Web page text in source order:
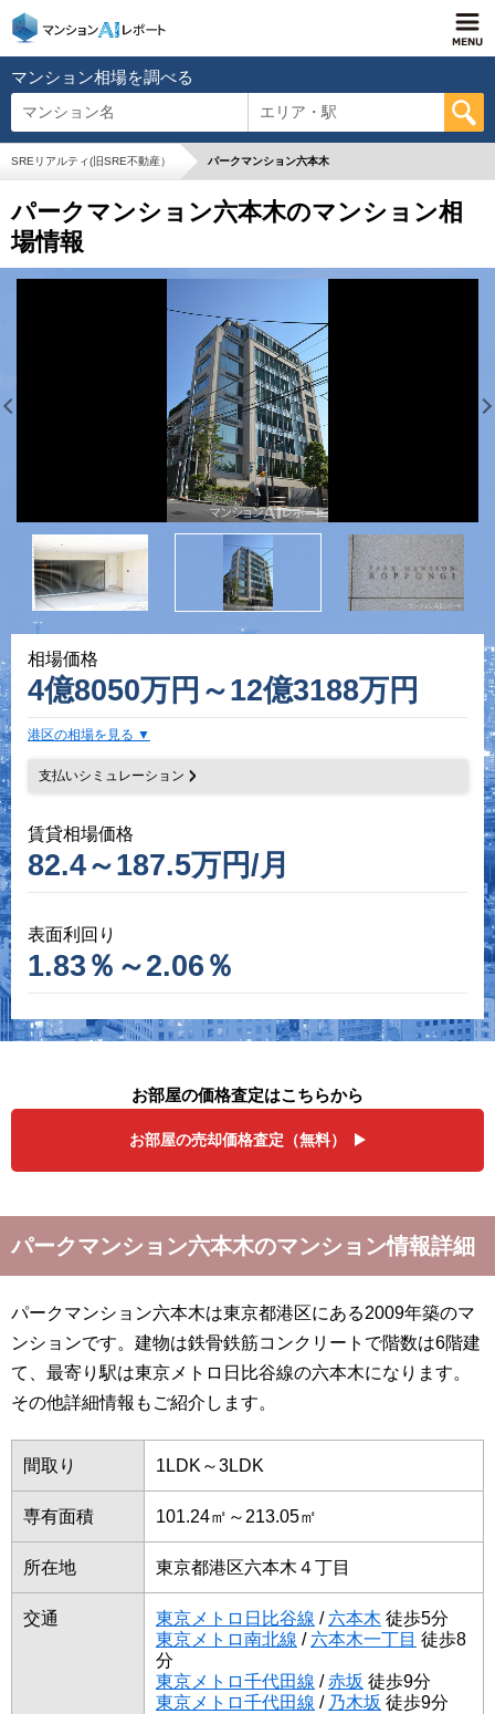
マンション相場を調べる
マンション名 エリア・駅
SREリアルティ(旧SRE不動産） パークマンション六本木
パークマンション六本木のマンション相
場情報
相場価格
4億8050万円～12億3188万円
港区の相場を見る
支払いシミュレーション
賃貸相場価格
82.4～187.5万円/月
表面利回り
1.83％～2.06％
お部屋の価格査定はこちらから
お部屋の売却価格査定（無料）
パークマンション六本木のマンション情報詳細
パークマンション六本木は東京都港区にある2009年築のマ
ンションです。建物は鉄骨鉄筋コンクリートで階数は6階建
て、最寄り駅は東京メトロ日比谷線の六本木になります。
その他詳細情報もご紹介します。
間取り 1LDK～3LDK
専有面積 101.24㎡～213.05㎡
所在地 東京都港区六本木４丁目
交通 東京メトロ日比谷線 / 六本木 徒歩5分
東京メトロ南北線 / 六本木一丁目 徒歩8
分
東京メトロ千代田線 /赤坂 徒歩9分
東京メトロ千代田線 / 乃木坂 徒歩9分